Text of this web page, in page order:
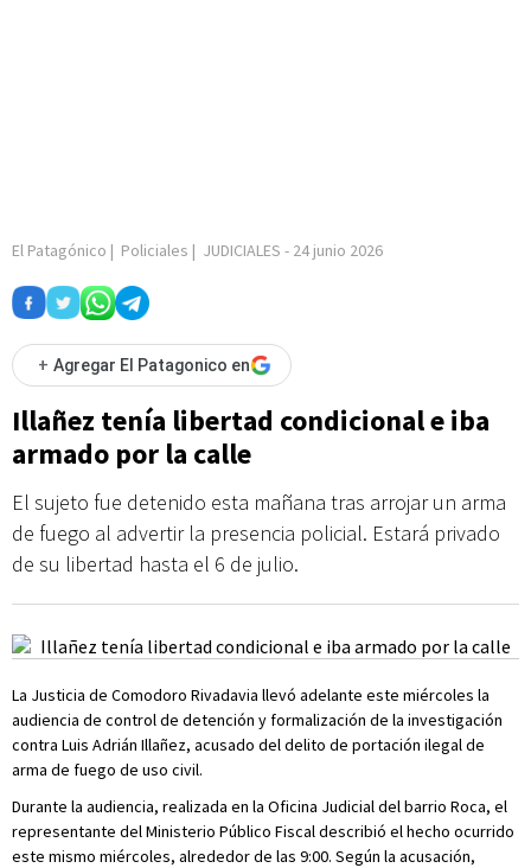
El Patagónico | Policiales | JUDICIALES - 24 junio 2026
+ Agregar El Patagonico en
Illañez tenía libertad condicional e iba
armado por la calle
El sujeto fue detenido esta mañana tras arrojar un arma
de fuego al advertir la presencia policial. Estará privado
de su libertad hasta el 6 de julio.
La Justicia de Comodoro Rivadavia llevó adelante este miércoles la
audiencia de control de detención y formalización de la investigación
contra Luis Adrián Illañez, acusado del delito de portación ilegal de
arma de fuego de uso civil.
Durante la audiencia, realizada en la Oficina Judicial del barrio Roca, el
representante del Ministerio Público Fiscal describió el hecho ocurrido
este mismo miércoles, alrededor de las 9:00. Según la acusación,